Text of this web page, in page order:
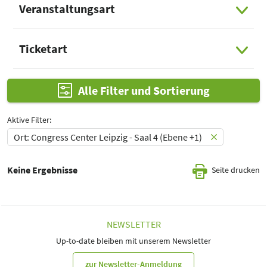
Veranstaltungsart
Ticketart
Alle Filter und Sortierung
Aktive Filter:
Ort: Congress Center Leipzig - Saal 4 (Ebene +1)
Keine Ergebnisse Seite drucken
NEWSLETTER
Up-to-date bleiben mit unserem Newsletter
zur Newsletter-Anmeldung